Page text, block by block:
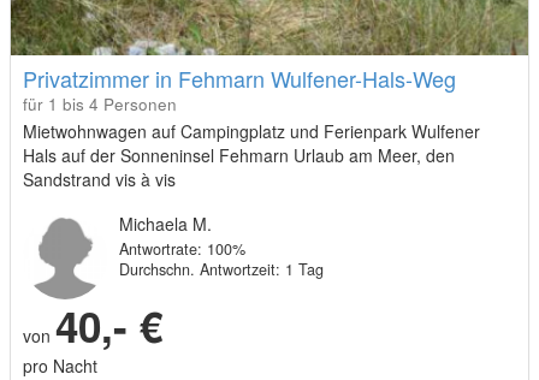
Privatzimmer in Fehmarn Wulfener-Hals-Weg
für 1 bis 4 Personen
Mietwohnwagen auf Campingplatz und Ferienpark Wulfener
Hals auf der Sonneninsel Fehmarn Urlaub am Meer, den
Sandstrand vis à vis
Michaela M.
Antwortrate: 100%
Durchschn. Antwortzeit: 1 Tag
von 40,- €
pro Nacht